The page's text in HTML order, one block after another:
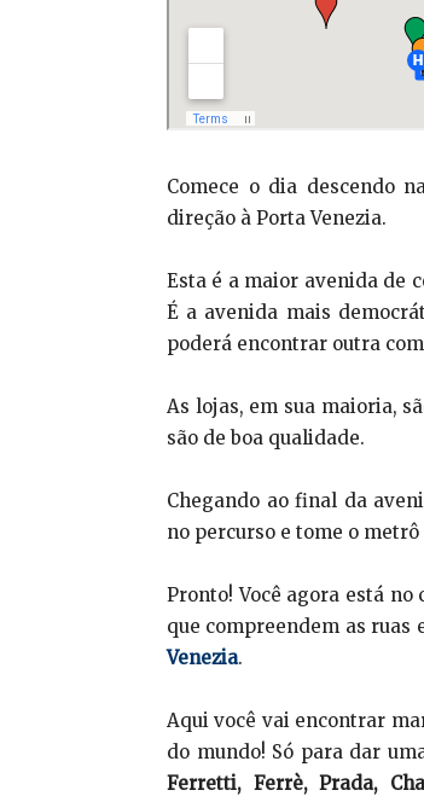
Comece o dia descendo
direção à Porta Venezia.
Esta é a maior avenida de
É a avenida mais
poderá encontrar outra
As lojas, em sua maioria,
são de boa qualidade.
Chegando ao final da
no percurso e tome o
Pronto! Você agora está no
que compreendem as ruas
Venezia.
Aqui você vai encontrar
do mundo! Só para dar
Ferretti, Ferrè, Prada,